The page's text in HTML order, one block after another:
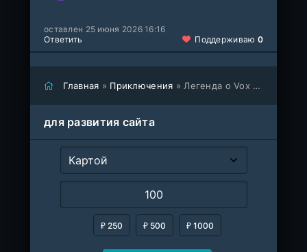
оставлен 25 июня 2026 16:16
Ответить
Поддерживаю 0
Главная » Приключения » Легенда о Vox Machina
для развития сайта
₽ 250 ₽ 500 ₽ 1000